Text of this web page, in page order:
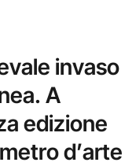
invaso
A
edizione
d’arte